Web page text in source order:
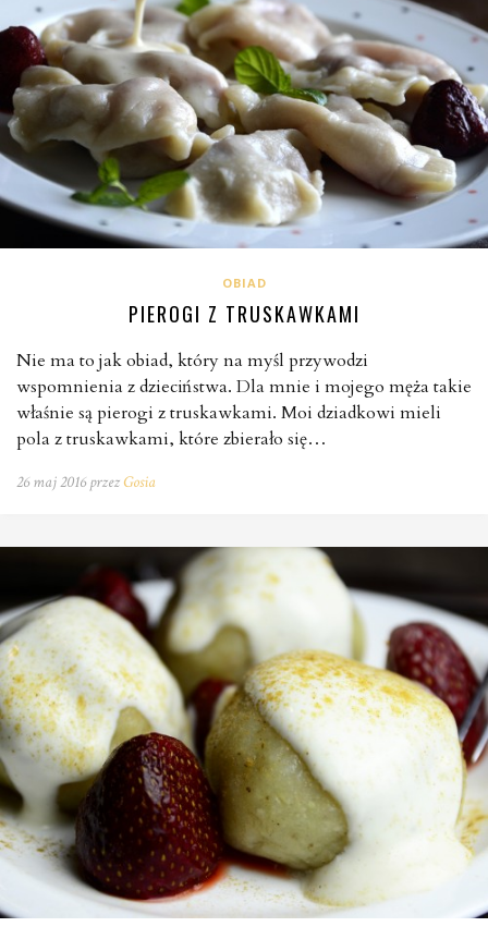
OBIAD
PIEROGI Z TRUSKAWKAMI
Nie ma to jak obiad, który na myśl przywodzi
wspomnienia z dzieciństwa. Dla mnie i mojego męża takie
właśnie są pierogi z truskawkami. Moi dziadkowi mieli
pola z truskawkami, które zbierało się…
26 maj 2016 przezGosia